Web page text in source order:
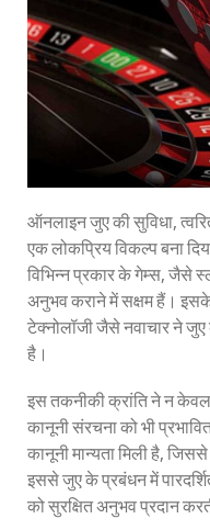
ऑनलाइन जुए की सुविधा,
एक लोकप्रिय विकल्प बना
विभिन्न प्रकार के गेम्स, जैसे
अनुभव कराने में सक्षम हैं।
टेक्नोलॉजी जैसे नवाचार ने
है।
इस तकनीकी क्रांति ने न
कानूनी संरचना को भी
कानूनी मान्यता मिली है,
इससे जुए के प्रबंधन में
को सुरक्षित अनुभव प्रदान